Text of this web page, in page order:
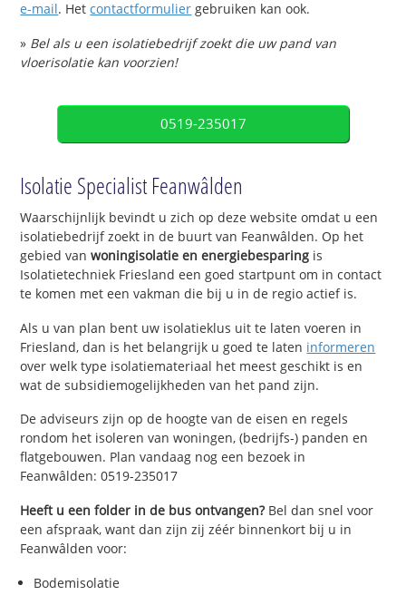
e-mail. Hetcontactformulier gebruiken kan ook.
» Bel als u een isolatiebedrijf zoekt die uw pand van
vloerisolatie kan voorzien!
0519-235017
Isolatie Specialist Feanwâlden
Waarschijnlijk bevindt u zich op deze website omdat u een
isolatiebedrijf zoekt in de buurt van Feanwâlden. Op het
gebied vanwoningisolatie en energiebesparing is
Isolatietechniek Friesland een goed startpunt om in contact
te komen met een vakman die bij u in de regio actief is.
Als u van plan bent uw isolatieklus uit te laten voeren in
Friesland, dan is het belangrijk u goed te laten informeren
over welk type isolatiemateriaal het meest geschikt is en
wat de subsidiemogelijkheden van het pand zijn.
De adviseurs zijn op de hoogte van de eisen en regels
rondom het isoleren van woningen, (bedrijfs-) panden en
flatgebouwen. Plan vandaag nog een bezoek in
Feanwâlden: 0519-235017
Heeft u een folder in de bus ontvangen?Bel dan snel voor
een afspraak, want dan zijn zij zéér binnenkort bij u in
Feanwâlden voor:
Bodemisolatie